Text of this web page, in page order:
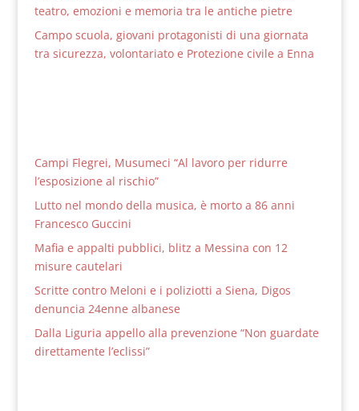
teatro, emozioni e memoria tra le antiche pietre
Campo scuola, giovani protagonisti di una giornata
tra sicurezza, volontariato e Protezione civile a Enna
Campi Flegrei, Musumeci “Al lavoro per ridurre
l’esposizione al rischio”
Lutto nel mondo della musica, è morto a 86 anni
Francesco Guccini
Mafia e appalti pubblici, blitz a Messina con 12
misure cautelari
Scritte contro Meloni e i poliziotti a Siena, Digos
denuncia 24enne albanese
Dalla Liguria appello alla prevenzione “Non guardate
direttamente l’eclissi”